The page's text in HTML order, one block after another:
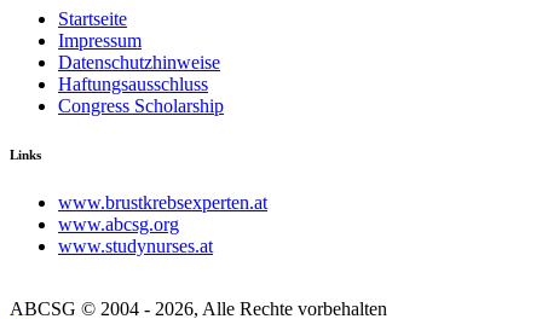
Startseite
Impressum
Datenschutzhinweise
Haftungsausschluss
Congress Scholarship
Links
www.brustkrebsexperten.at
www.abcsg.org
www.studynurses.at
ABCSG © 2004 - 2026, Alle Rechte vorbehalten